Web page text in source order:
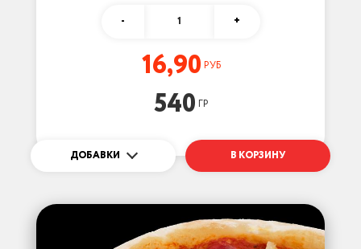
- 1 +
16,90 РУБ
540 ГР
ДОБАВКИ В КОРЗИНУ